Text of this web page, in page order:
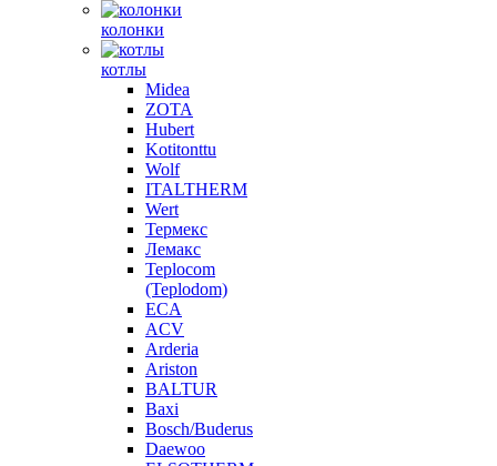
колонки
котлы
Midea
ZOTA
Hubert
Kotitonttu
Wolf
ITALTHERM
Wert
Термекс
Лемакс
Teplocom
(Teplodom)
ECA
ACV
Arderia
Ariston
BALTUR
Baxi
Bosch/Buderus
Daewoo